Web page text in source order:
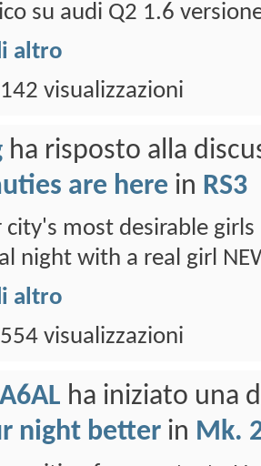
su audi Q2 1.6
altro
visualizzazioni
ha risposto alla
are here in RS3
city's most desirable
night with a real girl
altro
visualizzazioni
ha iniziato una
night better in Mk.